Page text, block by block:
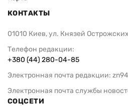
КОНТАКТЫ
01010 Киев, ул. Князей
Телефон редакции:
+380 (44) 280-04-85
Электронная почта редакции:
Электронная почта службы
СОЦСЕТИ